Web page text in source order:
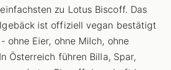
zu Lotus Biscoff. Das
ist offiziell vegan bestätigt
ohne Eier, ohne Milch, ohne
Österreich führen Billa, Spar,